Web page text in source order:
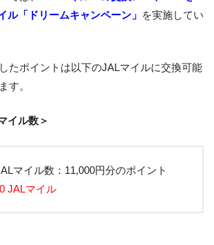
ル「ドリームキャンペーン」 を実施してい
たポイントは以下のJALマイルに交換可能
す。
イル数＞
マイル数：11,000円分のポイント
JALマイル